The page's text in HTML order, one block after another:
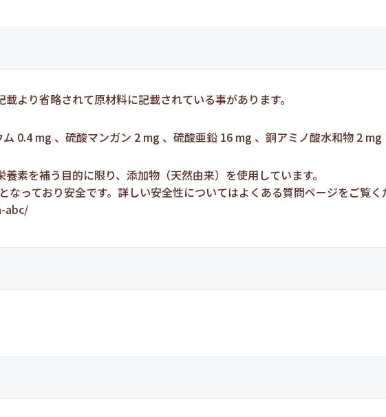
より省略されて原材料に記載されている事があります。
0.4 mg 、硫酸マンガン 2 mg 、硫酸亜鉛 16 mg 、銅アミノ酸水和物 2 mg
素を補う目的に限り、添加物（天然由来）を使用しています。
なっており安全です。詳しい安全性についてはよくある質問ページをご覧く
abc/